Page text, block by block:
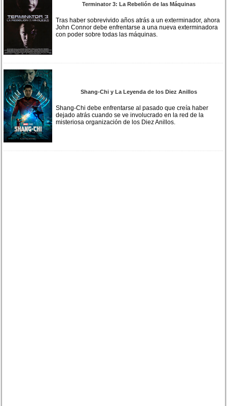
Terminator 3: La Rebelión de las Máquinas
Tras haber sobrevivido años atrás a un exterminador, ahora
John Connor debe enfrentarse a una nueva exterminadora
con poder sobre todas las máquinas.
Shang-Chi y La Leyenda de los Diez Anillos
Shang-Chi debe enfrentarse al pasado que creía haber
dejado atrás cuando se ve involucrado en la red de la
misteriosa organización de los Diez Anillos.